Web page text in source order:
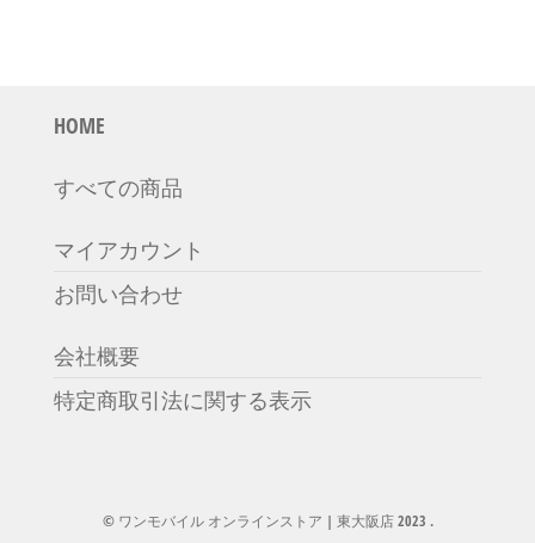
HOME
すべての商品
マイアカウント
お問い合わせ
会社概要
特定商取引法に関する表示
© ワンモバイル オンラインストア | 東大阪店 2023 .